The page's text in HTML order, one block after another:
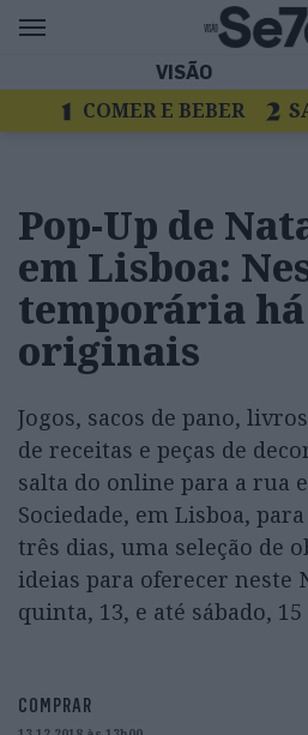
VISÃO
COMER E BEBER
Pop-Up de
em Lisboa:
temporária
originais
Jogos, sacos de pano,
de receitas e peças de
salta do online para a rua
Sociedade, em Lisboa,
três dias, uma seleção de
ideias para oferecer neste
quinta, 13, e até sábado, 15
COMPRAR